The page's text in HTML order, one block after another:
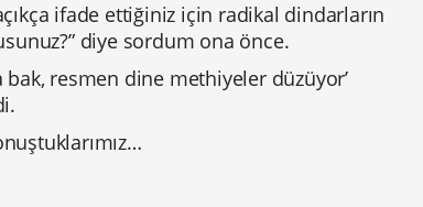
ifade ettiğiniz için radikal dindarların
diye sordum ona önce.
resmen dine methiyeler düzüyor’